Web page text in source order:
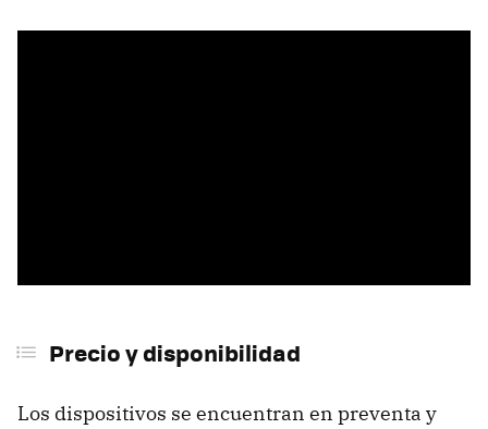
Precio y disponibilidad
Los dispositivos se encuentran en preventa y